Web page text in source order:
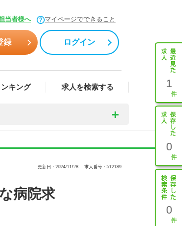
当者様へ マイページでできること
録 ログイン
キング 求人を検索する 1
0
0
更新日：2024/11/28 求人番号：512189
病院求